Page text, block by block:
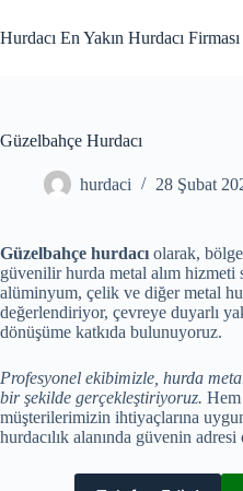
to
content
Hurdacı En Yakın Hurdacı Firması
Güzelbahçe Hurdacı
hurdaci 28 Şubat
Güzelbahçe hurdacı olarak,
güvenilir hurda metal alım hizmeti
alüminyum, çelik ve diğer metal
değerlendiriyor, çevreye duyarlı
dönüşüme katkıda bulunuyoruz.
Profesyonel ekibimizle, hurda
bir şekilde gerçekleştiriyoruz.
müşterilerimizin ihtiyaçlarına
hurdacılık alanında güvenin